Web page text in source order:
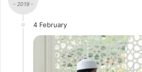
- 2019 -
4 February